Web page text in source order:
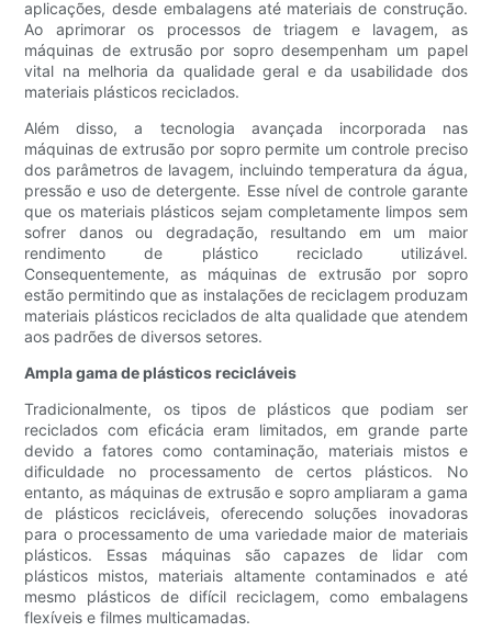
aplicações, desde embalagens até materiais de construção.
Ao aprimorar os processos de triagem e lavagem, as
máquinas de extrusão por sopro desempenham um papel
vital na melhoria da qualidade geral e da usabilidade dos
materiais plásticos reciclados.
Além disso, a tecnologia avançada incorporada nas
máquinas de extrusão por sopro permite um controle preciso
dos parâmetros de lavagem, incluindo temperatura da água,
pressão e uso de detergente. Esse nível de controle garante
que os materiais plásticos sejam completamente limpos sem
sofrer danos ou degradação, resultando em um maior
rendimento de plástico reciclado utilizável.
Consequentemente, as máquinas de extrusão por sopro
estão permitindo que as instalações de reciclagem produzam
materiais plásticos reciclados de alta qualidade que atendem
aos padrões de diversos setores.
Ampla gama de plásticos recicláveis
Tradicionalmente, os tipos de plásticos que podiam ser
reciclados com eficácia eram limitados, em grande parte
devido a fatores como contaminação, materiais mistos e
dificuldade no processamento de certos plásticos. No
entanto, as máquinas de extrusão e sopro ampliaram a gama
de plásticos recicláveis, oferecendo soluções inovadoras
para o processamento de uma variedade maior de materiais
plásticos. Essas máquinas são capazes de lidar com
plásticos mistos, materiais altamente contaminados e até
mesmo plásticos de difícil reciclagem, como embalagens
flexíveis e filmes multicamadas.